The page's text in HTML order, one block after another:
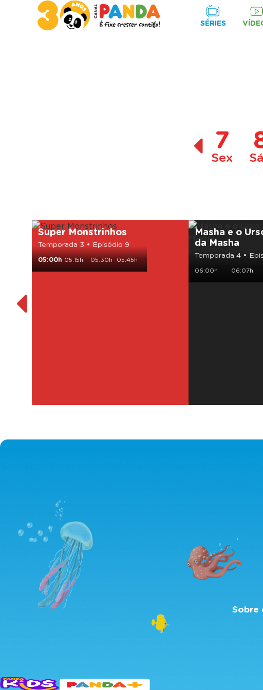
SÉRIES
7
Sex
Super Monstrinhos
Temporada 3 • Episódio 9
05:00h 05:15h 05:30h 05:45h
Masha e o
da Masha
Temporada 4 •
06:00h 06:07h
Sobre